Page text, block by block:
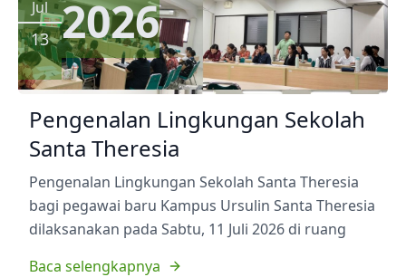
Jul
13 2026
Pengenalan Lingkungan Sekolah
Santa Theresia
Pengenalan Lingkungan Sekolah Santa Theresia
bagi pegawai baru Kampus Ursulin Santa Theresia
dilaksanakan pada Sabtu, 11 Juli 2026 di ruang
Baca selengkapnya